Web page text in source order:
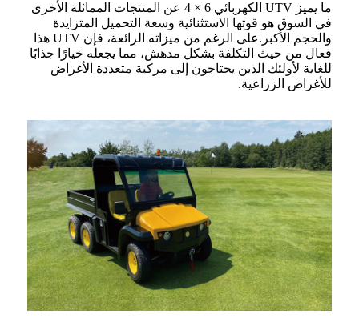
ما يميز UTV الكهربائي 6 × 4 عن المنتجات المماثلة الأخرى
في السوق هو قوتها الاستثنائية وسعة التحميل المتزايدة
والحجم الأكبر.على الرغم من ميزاته الرائعة، فإن UTV هذا
فعال من حيث التكلفة بشكل مدهش، مما يجعله خيارًا جذابًا
للغاية لأولئك الذين يحتاجون إلى مركبة متعددة الأغراض
للأغراض الزراعية.